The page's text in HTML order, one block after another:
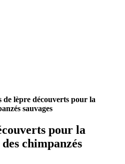
de lèpre découverts pour la
sauvages
pour la
chimpanzés